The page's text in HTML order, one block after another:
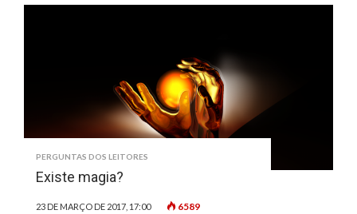
PERGUNTAS DOS LEITORES
Existe magia?
23 DE MARÇO DE 2017, 17:00 6589